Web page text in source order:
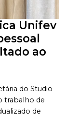
Unifev
ao
do Studio
trabalho de
de